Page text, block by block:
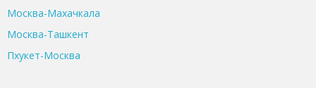
Москва-Махачкала
Москва-Ташкент
Пхукет-Москва